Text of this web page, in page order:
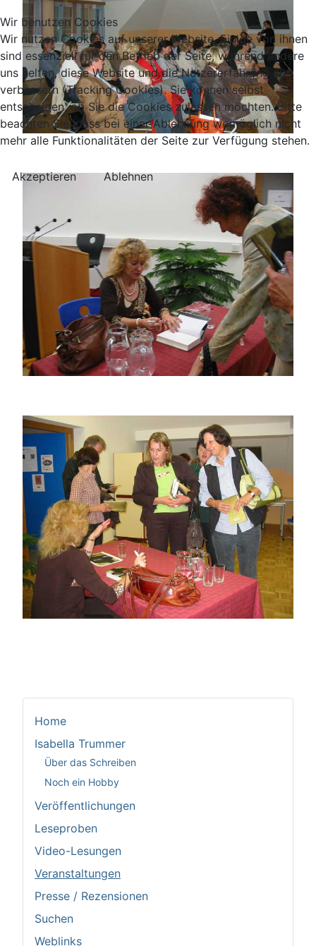
Home
Isabella Trummer
Über das Schreiben
Noch ein Hobby
Veröffentlichungen
Leseproben
Video-Lesungen
Veranstaltungen
Presse / Rezensionen
Suchen
Weblinks
Wir benutzen Cookies
Wir nutzen Cookies auf unserer Website. Einige von ihnen
sind essenziell für den Betrieb der Seite, während andere
uns helfen, diese Website und die Nutzererfahrung zu
verbessern (Tracking Cookies). Sie können selbst
entscheiden, ob Sie die Cookies zulassen möchten. Bitte
beachten Sie, dass bei einer Ablehnung womöglich nicht
mehr alle Funktionalitäten der Seite zur Verfügung stehen.
Akzeptieren Ablehnen